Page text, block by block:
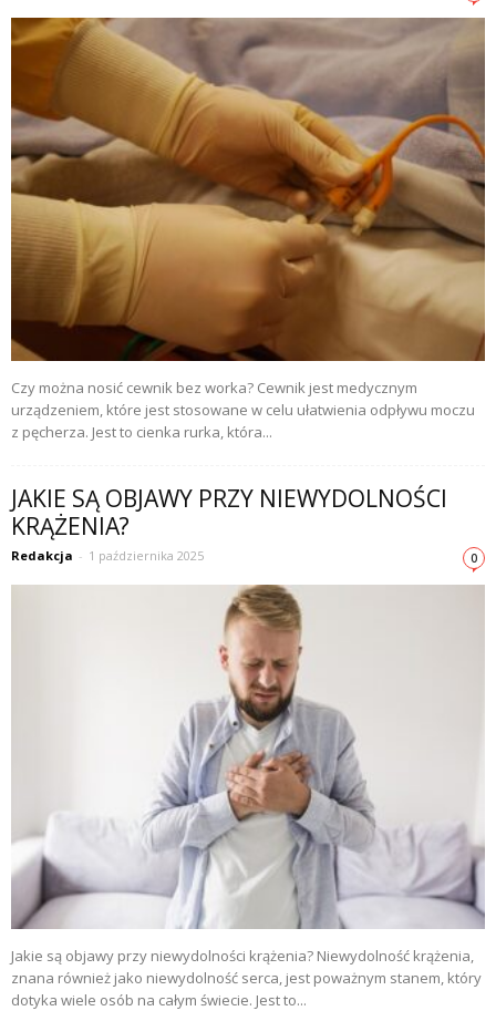
Czy można nosić cewnik bez worka? Cewnik jest medycznym
urządzeniem, które jest stosowane w celu ułatwienia odpływu moczu
z pęcherza. Jest to cienka rurka, która...
JAKIE SĄ OBJAWY PRZY NIEWYDOLNOŚCI
KRĄŻENIA?
Redakcja - 1 października 2025 0
Jakie są objawy przy niewydolności krążenia? Niewydolność krążenia,
znana również jako niewydolność serca, jest poważnym stanem, który
dotyka wiele osób na całym świecie. Jest to...